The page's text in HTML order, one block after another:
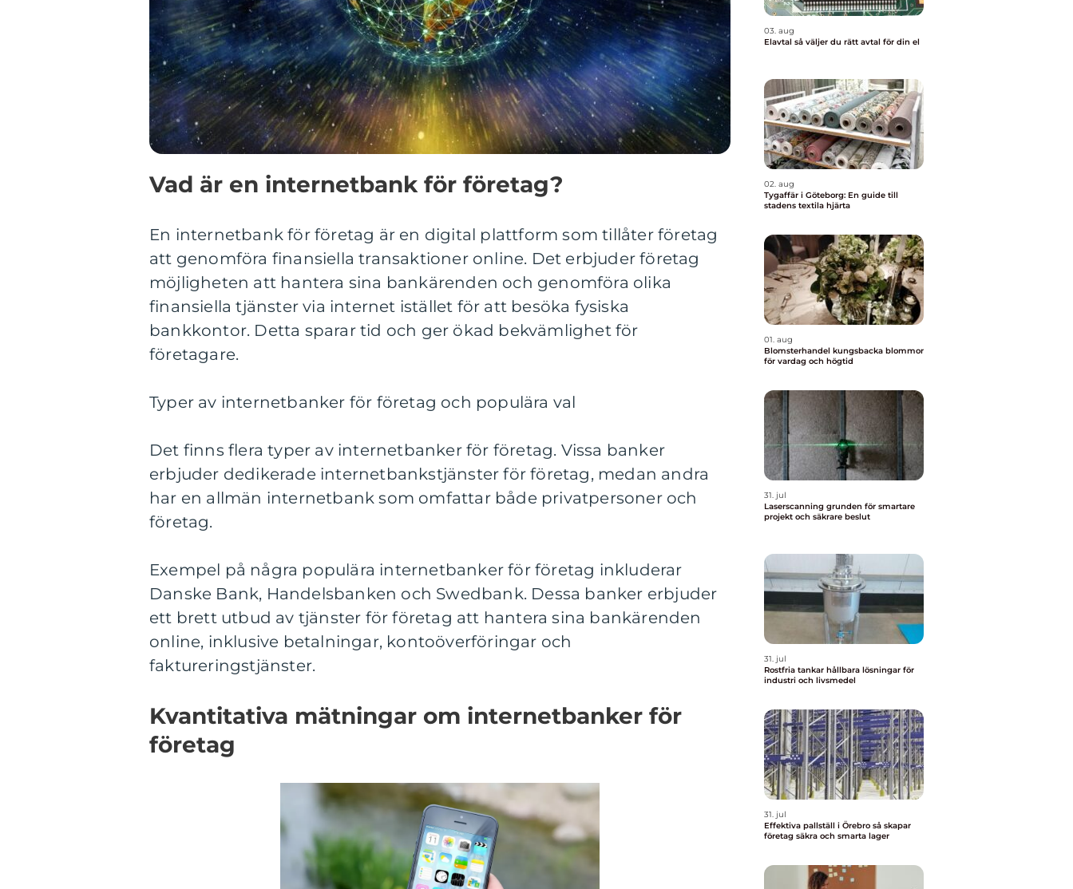
Vad är en internetbank för företag?
En internetbank för företag är en digital plattform som tillåter företag
att genomföra finansiella transaktioner online. Det erbjuder företag
möjligheten att hantera sina bankärenden och genomföra olika
finansiella tjänster via internet istället för att besöka fysiska
bankkontor. Detta sparar tid och ger ökad bekvämlighet för
företagare.
Typer av internetbanker för företag och populära val
Det finns flera typer av internetbanker för företag. Vissa banker
erbjuder dedikerade internetbankstjänster för företag, medan andra
har en allmän internetbank som omfattar både privatpersoner och
företag.
Exempel på några populära internetbanker för företag inkluderar
Danske Bank, Handelsbanken och Swedbank. Dessa banker erbjuder
ett brett utbud av tjänster för företag att hantera sina bankärenden
online, inklusive betalningar, kontoöverföringar och
faktureringstjänster.
Kvantitativa mätningar om internetbanker för
företag
03. aug
Elavtal så väljer du rätt avtal för din el
02. aug
Tygaffär i Göteborg: En guide till
stadens textila hjärta
01. aug
Blomsterhandel kungsbacka blommor
för vardag och högtid
31. jul
Laserscanning grunden för smartare
projekt och säkrare beslut
31. jul
Rostfria tankar hållbara lösningar för
industri och livsmedel
31. jul
Effektiva pallställ i Örebro så skapar
företag säkra och smarta lager